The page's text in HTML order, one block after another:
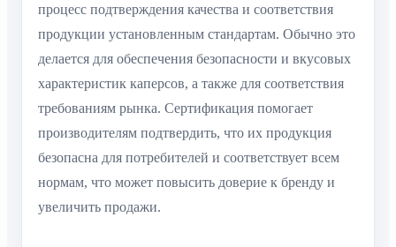
процесс подтверждения качества и соответствия
продукции установленным стандартам. Обычно это
делается для обеспечения безопасности и вкусовых
характеристик каперсов, а также для соответствия
требованиям рынка. Сертификация помогает
производителям подтвердить, что их продукция
безопасна для потребителей и соответствует всем
нормам, что может повысить доверие к бренду и
увеличить продажи.